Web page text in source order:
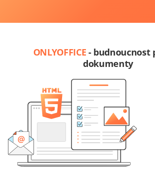
ONLYOFFICE - budnoucnost
dokumenty